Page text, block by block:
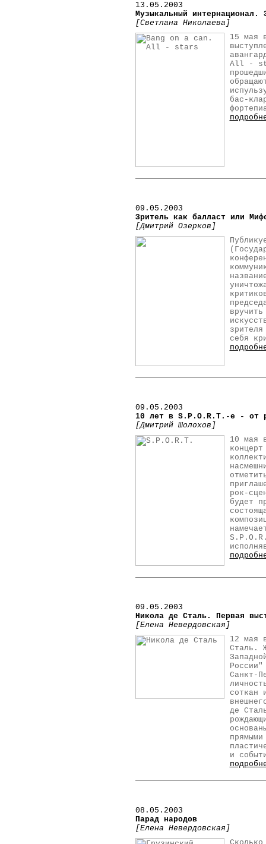
13 .05.2003
Музыкальный интернационал.
[Светлана Николаева]
15 мая
All -
бас-
09.05.2003
Зритель как балласт или
[Дмитрий Озерков]
себя
09.05.2003
10 лет в S.P.O.R.T.-е - от
[Дмитрий Шолохов]
10 мая
рок-
будет
09.05.2003
Никола де Сталь. Первая
[Елена Невердовская]
12 мая
Сталь.
Санкт-
соткан
де
и
08.05.2003
Парад народов
[Елена Невердовская]